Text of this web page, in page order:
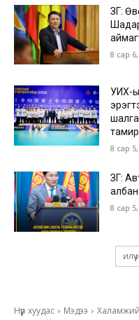
ЗГ:
8 сар
УИХ-
8 сар
ЗГ:
8 сар